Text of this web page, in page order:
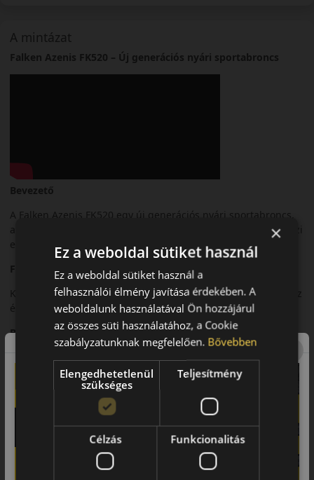
A mintázat
Falken Azenis FK520 – Új generációs nyári sportabroncs
Bevezető
A Falken Azenis FK520 egy új generációs nyári sportabroncs,
amely a fokozott tapadást és a pontos irányíthatóságot helyezi
előtérbe.
Futófelület és tapadás
Korszerű futófelületi kialakítása kiváló tapadást biztosít száraz
és nedves útfelületen.
Biztonsági jellemzők
Rövid fékút és kiszámítható menetstabilitás jellemzi.
Komfort és zajszint
Sportos karaktere mellett is kiegyensúlyozott komfortot kínál.
Felhasználási ajánlás
Nagy teljesítményű személyautókhoz, sportos nyári
×
Ez a weboldal sütiket használ
Ez a weboldal sütiket használ a
felhasználói élmény javítása érdekében. A
weboldalunk használatával Ön hozzájárul
az összes süti használatához, a Cookie
szabályzatunknak megfelelően. Bővebben
Elengedhetetlenül
szükséges
Teljesítmény
Célzás Funkcionalitás